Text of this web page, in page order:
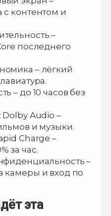
с контентом и
–
последнего
– лёгкий
– до 10 часов без
Dolby Audio –
и музыки.
Charge –
за час.
–
камеры и вход по
эта